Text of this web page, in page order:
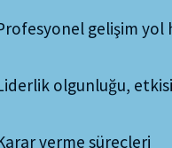
gelişim yol
olgunluğu,
verme süreçleri